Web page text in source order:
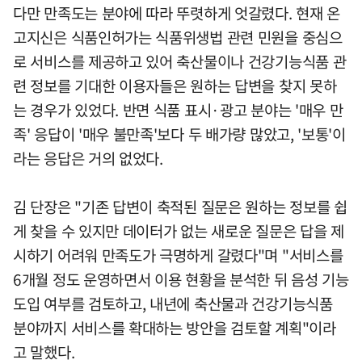
다만 만족도는 분야에 따라 뚜렷하게 엇갈렸다. 현재 온
고지신은 식품인허가는 식품위생법 관련 민원을 중심으
로 서비스를 제공하고 있어 축산물이나 건강기능식품 관
련 정보를 기대한 이용자들은 원하는 답변을 찾지 못하
는 경우가 있었다. 반면 식품 표시·광고 분야는 '매우 만
족' 응답이 '매우 불만족'보다 두 배가량 많았고, '보통'이
라는 응답은 거의 없었다.
김 단장은 "기존 답변이 축적된 질문은 원하는 정보를 쉽
게 찾을 수 있지만 데이터가 없는 새로운 질문은 답을 제
시하기 어려워 만족도가 극명하게 갈렸다"며 "서비스를
6개월 정도 운영하면서 이용 현황을 분석한 뒤 음성 기능
도입 여부를 검토하고, 내년에 축산물과 건강기능식품
분야까지 서비스를 확대하는 방안을 검토할 계획"이라
고 말했다.